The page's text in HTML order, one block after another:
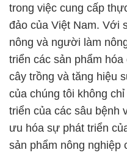
trong việc cung cấp
đảo của Việt Nam. Với
nông và người làm
triển các sản phẩm
cây trồng và tăng hiệu
của chúng tôi không
triển của các sâu bệnh
ưu hóa sự phát triển
sản phẩm nông nghiệp